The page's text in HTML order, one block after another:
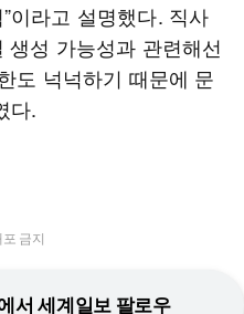
이라고 설명했다. 직사
성 가능성과 관련해선
도 넉넉하기 때문에 문
다.
금지
서 세계일보 팔로우